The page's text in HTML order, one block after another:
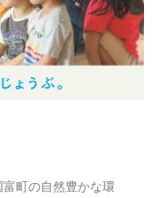
町の自然豊かな環